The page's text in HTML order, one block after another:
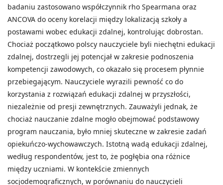
badaniu zastosowano współczynnik rho Spearmana oraz
ANCOVA do oceny korelacji między lokalizacją szkoły a
postawami wobec edukacji zdalnej, kontrolując dobrostan.
Chociaż początkowo polscy nauczyciele byli niechętni edukacji
zdalnej, dostrzegli jej potencjał w zakresie podnoszenia
kompetencji zawodowych, co okazało się procesem płynnie
przebiegającym. Nauczyciele wyrazili pewność co do
korzystania z rozwiązań edukacji zdalnej w przyszłości,
niezależnie od presji zewnętrznych. Zauważyli jednak, że
chociaż nauczanie zdalne mogło obejmować podstawowy
program nauczania, było mniej skuteczne w zakresie zadań
opiekuńczo-wychowawczych. Istotną wadą edukacji zdalnej,
według respondentów, jest to, że pogłębia ona różnice
między uczniami. W kontekście zmiennych
socjodemograficznych, w porównaniu do nauczycieli